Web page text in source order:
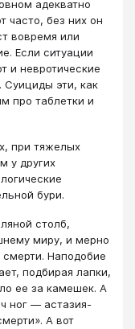
адекватно
часто, без них он
вовремя или
Если ситуации
и невротические
Суициды эти, как
про таблетки и
при тяжелых
у других
бури.
столб,
миру, и мерно
Наподобие
подбирая лапки,
ее за камешек. А
ног — астазия-
А вот